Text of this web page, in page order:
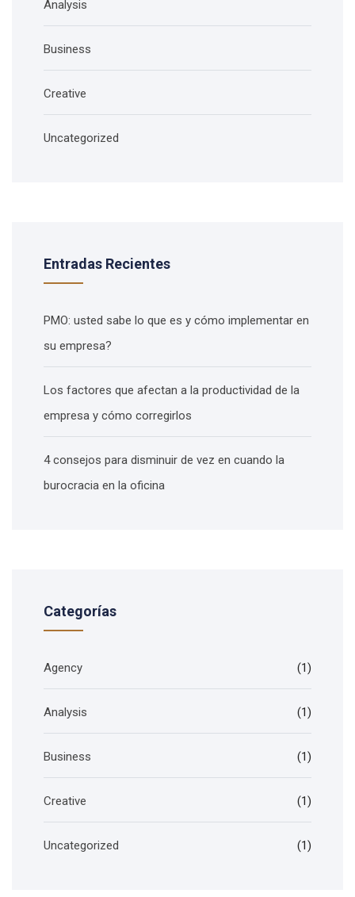
Analysis
Business
Creative
Uncategorized
Entradas Recientes
PMO: usted sabe lo que es y cómo implementar en
su empresa?
Los factores que afectan a la productividad de la
empresa y cómo corregirlos
4 consejos para disminuir de vez en cuando la
burocracia en la oficina
Categorías
Agency (1)
Analysis (1)
Business (1)
Creative (1)
Uncategorized (1)